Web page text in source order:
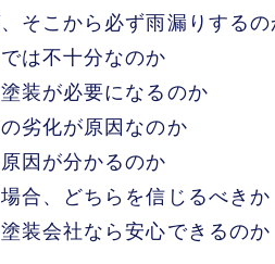
そこから必ず雨漏りする
は不十分なのか
装が必要になるのか
劣化が原因なのか
因が分かるのか
合、どちらを信じるべきか
装会社なら安心できるのか